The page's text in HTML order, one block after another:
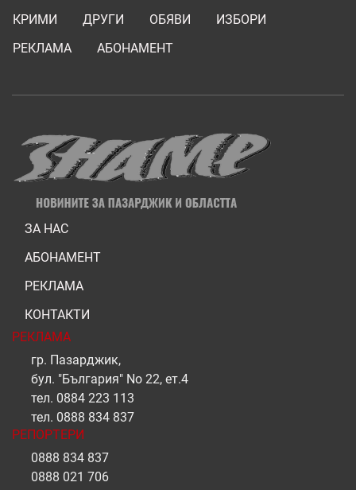
КРИМИ
ДРУГИ ОБЯВИ
ИЗБОРИ
РЕКЛАМА
АБОНАМЕНТ
ЗА НАС
АБОНАМЕНТ
РЕКЛАМА
КОНТАКТИ
РЕКЛАМА
гр. Пазарджик,
бул. "България" No 22, ет.4
тел. 0884 223 113
тел. 0888 834 837
РЕПОРТЕРИ
0888 834 837
0888 021 706